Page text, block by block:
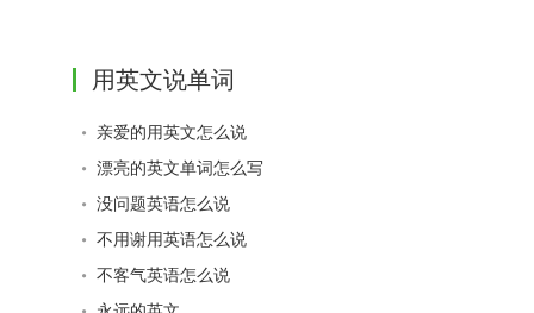
用英文说单词
亲爱的用英文怎么说
漂亮的英文单词怎么写
没问题英语怎么说
不用谢用英语怎么说
不客气英语怎么说